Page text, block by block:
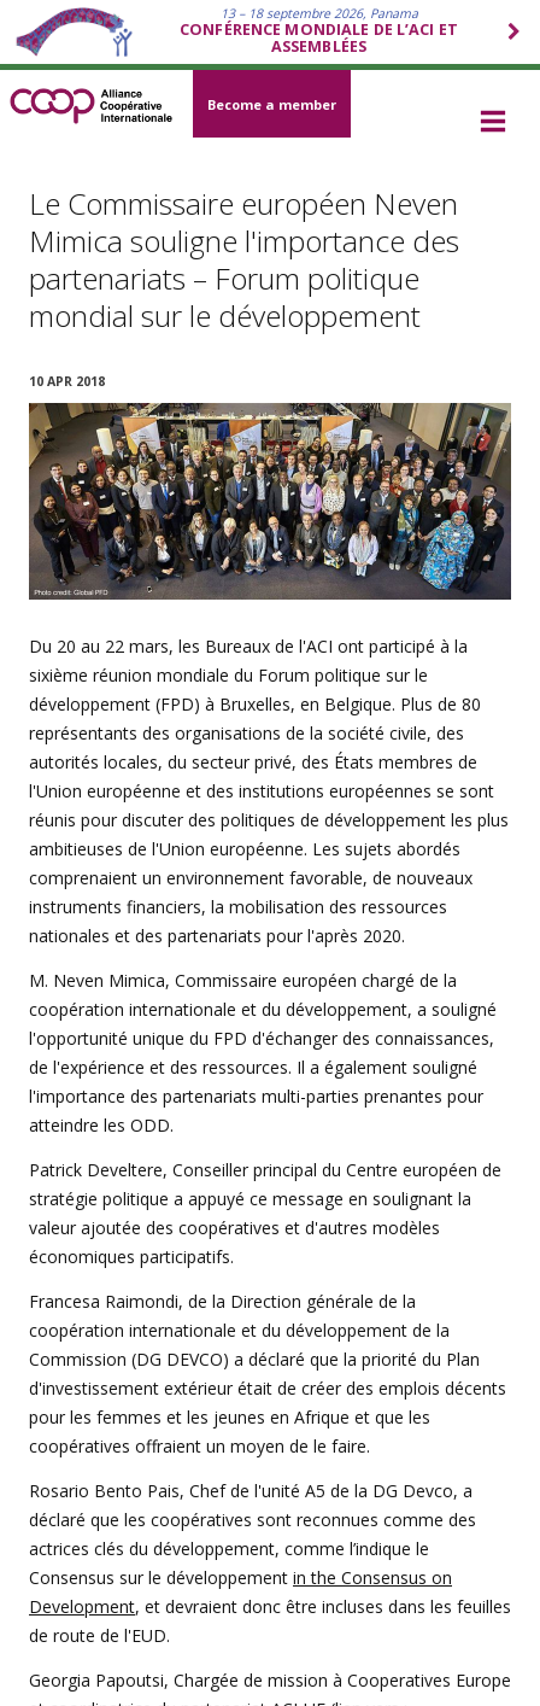
13 – 18 septembre 2026, Panama
CONFÉRENCE MONDIALE DE L’ACI ET
ASSEMBLÉES
Become a member
Le Commissaire européen Neven
Mimica souligne l'importance des
partenariats – Forum politique
mondial sur le développement
10 APR 2018
Du 20 au 22 mars, les Bureaux de l'ACI ont participé à la
sixième réunion mondiale du Forum politique sur le
développement (FPD) à Bruxelles, en Belgique. Plus de 80
représentants des organisations de la société civile, des
autorités locales, du secteur privé, des États membres de
l'Union européenne et des institutions européennes se sont
réunis pour discuter des politiques de développement les plus
ambitieuses de l'Union européenne. Les sujets abordés
comprenaient un environnement favorable, de nouveaux
instruments financiers, la mobilisation des ressources
nationales et des partenariats pour l'après 2020.
M. Neven Mimica, Commissaire européen chargé de la
coopération internationale et du développement, a souligné
l'opportunité unique du FPD d'échanger des connaissances,
de l'expérience et des ressources. Il a également souligné
l'importance des partenariats multi-parties prenantes pour
atteindre les ODD.
Patrick Develtere, Conseiller principal du Centre européen de
stratégie politique a appuyé ce message en soulignant la
valeur ajoutée des coopératives et d'autres modèles
économiques participatifs.
Francesa Raimondi, de la Direction générale de la
coopération internationale et du développement de la
Commission (DG DEVCO) a déclaré que la priorité du Plan
d'investissement extérieur était de créer des emplois décents
pour les femmes et les jeunes en Afrique et que les
coopératives offraient un moyen de le faire.
Rosario Bento Pais, Chef de l'unité A5 de la DG Devco, a
déclaré que les coopératives sont reconnues comme des
actrices clés du développement, comme l’indique le
Consensus sur le développement in the Consensus on
Development, et devraient donc être incluses dans les feuilles
de route de l'EUD.
Georgia Papoutsi, Chargée de mission à Cooperatives Europe